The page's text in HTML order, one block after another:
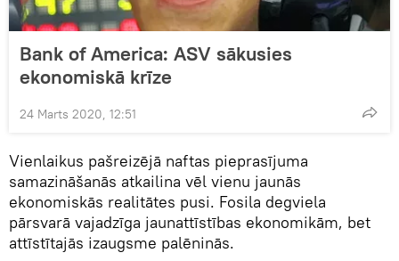
Bank of America: ASV sākusies
ekonomiskā krīze
24 Marts 2020, 12:51
Vienlaikus pašreizējā naftas pieprasījuma
samazināšanās atkailina vēl vienu jaunās
ekonomiskās realitātes pusi. Fosila degviela
pārsvarā vajadzīga jaunattīstības ekonomikām, bet
attīstītajās izaugsme palēninās.